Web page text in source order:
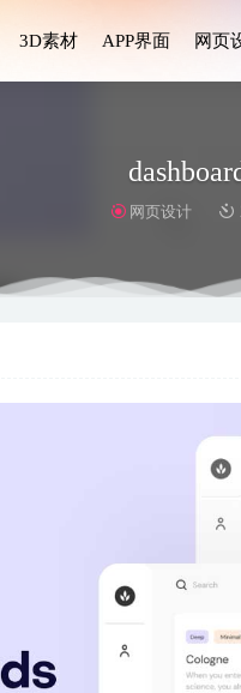
3D素材 APP界面 网页
网页设计
加密货币交易后台
2021-01-15
任务管理todolist app ui设计